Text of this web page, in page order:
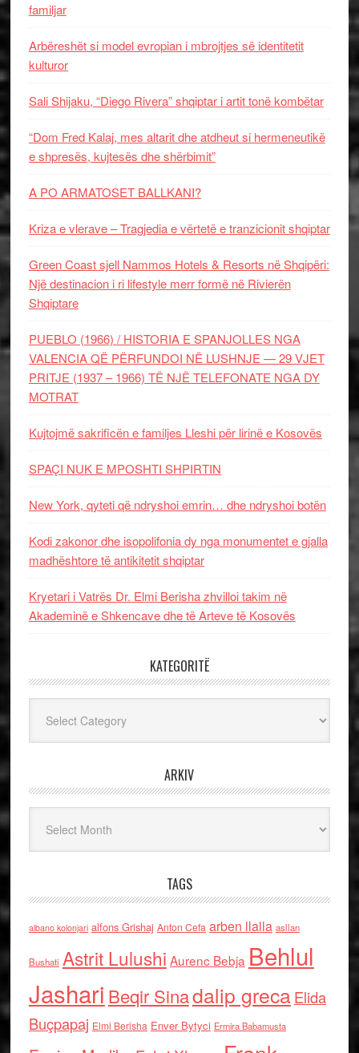
familjar
Arbëreshët si model evropian i mbrojtjes së identitetit
kulturor
Sali Shijaku, “Diego Rivera” shqiptar i artit tonë kombëtar
“Dom Fred Kalaj, mes altarit dhe atdheut si hermeneutikë
e shpresës, kujtesës dhe shërbimit”
A PO ARMATOSET BALLKANI?
Kriza e vlerave – Tragjedia e vërtetë e tranzicionit shqiptar
Green Coast sjell Nammos Hotels & Resorts në Shqipëri:
Një destinacion i ri lifestyle merr formë në Rivierën
Shqiptare
PUEBLO (1966) / HISTORIA E SPANJOLLES NGA
VALENCIA QË PËRFUNDOI NË LUSHNJE — 29 VJET
PRITJE (1937 – 1966) TË NJË TELEFONATE NGA DY
MOTRAT
Kujtojmë sakrificën e familjes Lleshi për lirinë e Kosovës
SPAÇI NUK E MPOSHTI SHPIRTIN
New York, qyteti që ndryshoi emrin… dhe ndryshoi botën
Kodi zakonor dhe isopolifonia dy nga monumentet e gjalla
madhështore të antikitetit shqiptar
Kryetari i Vatrës Dr. Elmi Berisha zhvilloi takim në
Akademinë e Shkencave dhe të Arteve të Kosovës
KATEGORITË
ARKIV
TAGS
albano kolonjari alfons Grishaj Anton Cefa arben llalla asllan
Bushati Astrit Lulushi Aurenc Bebja Behlul
Jashari Beqir Sinadalip grecaElida
Buçpapaj Elmi Berisha Enver Bytyci Ermira Babamusta